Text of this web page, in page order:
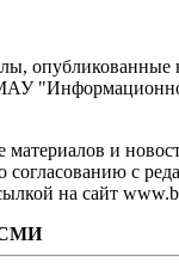
опубликованные
и
согласованию с
на сайт